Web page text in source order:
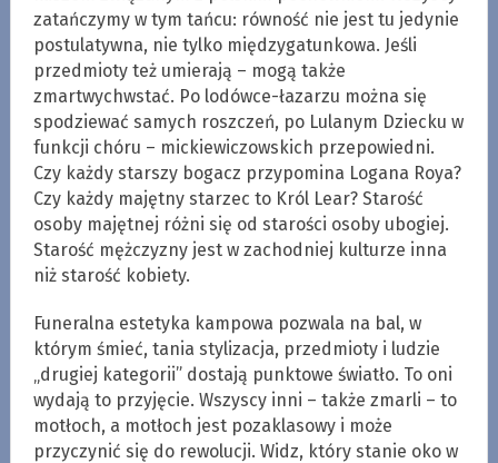
zatańczymy w tym tańcu: równość nie jest tu jedynie
postulatywna, nie tylko międzygatunkowa. Jeśli
przedmioty też umierają – mogą także
zmartwychwstać. Po lodówce-łazarzu można się
spodziewać samych roszczeń, po Lulanym Dziecku w
funkcji chóru – mickiewiczowskich przepowiedni.
Czy każdy starszy bogacz przypomina Logana Roya?
Czy każdy majętny starzec to Król Lear? Starość
osoby majętnej różni się od starości osoby ubogiej.
Starość mężczyzny jest w zachodniej kulturze inna
niż starość kobiety.
Funeralna estetyka kampowa pozwala na bal, w
którym śmieć, tania stylizacja, przedmioty i ludzie
„drugiej kategorii” dostają punktowe światło. To oni
wydają to przyjęcie. Wszyscy inni – także zmarli – to
motłoch, a motłoch jest pozaklasowy i może
przyczynić się do rewolucji. Widz, który stanie oko w